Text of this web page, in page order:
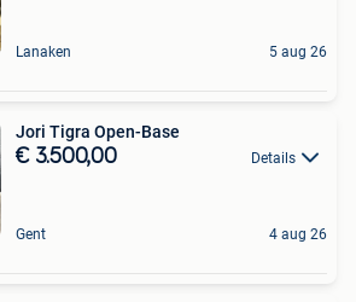
Lanaken 5 aug 26
Jori Tigra Open-Base
€ 3.500,00 Details
Gent 4 aug 26